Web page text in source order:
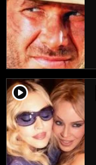
player2